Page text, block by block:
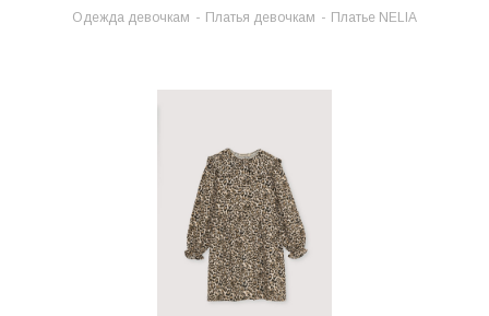
Одежда девочкам - Платья девочкам - Платье NELIA